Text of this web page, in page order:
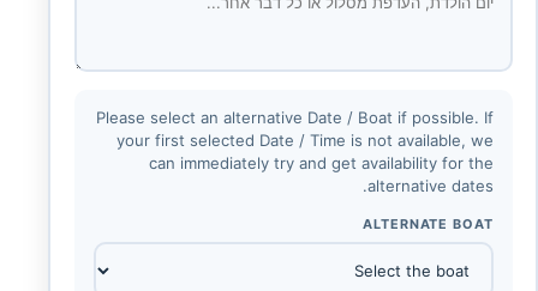
Please select an alternative Date / Boat if possible. If
your first selected Date / Time is not available, we
can immediately try and get availability for the
alternative dates.
ALTERNATE BOAT